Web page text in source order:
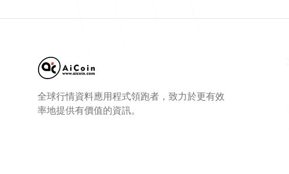
全球行情資料應用程式領跑者，致力於更有效
率地提供有價值的資訊。